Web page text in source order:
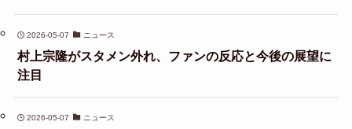
2026-05-07 ニュース
村上宗隆がスタメン外れ、ファンの反応と今後の展望に
注目
2026-05-07 ニュース